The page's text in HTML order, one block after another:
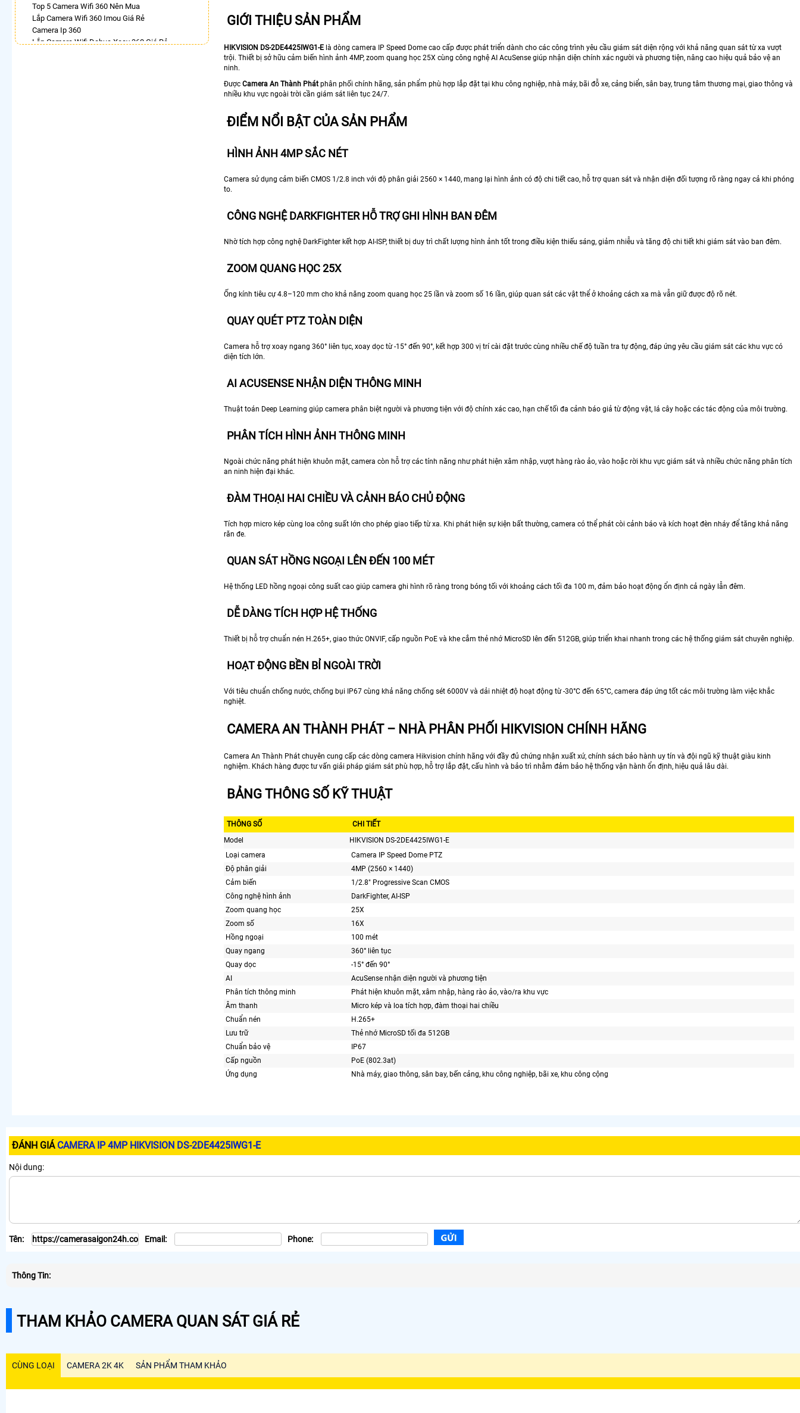
Top 5 Camera Wifi 360 Nên Mua
Lắp Camera Wifi 360 Imou Giá Rẻ
Camera Ip 360
Lắp Camera Wifi Dahua Xoay 360 Giá Rẻ
GIỚI THIỆU SẢN PHẨM
HIKVISION DS-2DE4425IWG1-E là dòng camera IP Speed Dome cao cấp được phát triển dành cho các công trình yêu cầu giám sát diện rộng với khả năng quan sát từ xa vượt
trội. Thiết bị sở hữu cảm biến hình ảnh 4MP, zoom quang học 25X cùng công nghệ AI AcuSense giúp nhận diện chính xác người và phương tiện, nâng cao hiệu quả bảo vệ an
ninh.
Được Camera An Thành Phát phân phối chính hãng, sản phẩm phù hợp lắp đặt tại khu công nghiệp, nhà máy, bãi đỗ xe, cảng biển, sân bay, trung tâm thương mại, giao thông và
nhiều khu vực ngoài trời cần giám sát liên tục 24/7.
ĐIỂM NỔI BẬT CỦA SẢN PHẨM
HÌNH ẢNH 4MP SẮC NÉT
Camera sử dụng cảm biến CMOS 1/2.8 inch với độ phân giải 2560 × 1440, mang lại hình ảnh có độ chi tiết cao, hỗ trợ quan sát và nhận diện đối tượng rõ ràng ngay cả khi phóng
to.
CÔNG NGHỆ DARKFIGHTER HỖ TRỢ GHI HÌNH BAN ĐÊM
Nhờ tích hợp công nghệ DarkFighter kết hợp AI-ISP, thiết bị duy trì chất lượng hình ảnh tốt trong điều kiện thiếu sáng, giảm nhiễu và tăng độ chi tiết khi giám sát vào ban đêm.
ZOOM QUANG HỌC 25X
Ống kính tiêu cự 4.8–120 mm cho khả năng zoom quang học 25 lần và zoom số 16 lần, giúp quan sát các vật thể ở khoảng cách xa mà vẫn giữ được độ rõ nét.
QUAY QUÉT PTZ TOÀN DIỆN
Camera hỗ trợ xoay ngang 360° liên tục, xoay dọc từ -15° đến 90°, kết hợp 300 vị trí cài đặt trước cùng nhiều chế độ tuần tra tự động, đáp ứng yêu cầu giám sát các khu vực có
diện tích lớn.
AI ACUSENSE NHẬN DIỆN THÔNG MINH
Thuật toán Deep Learning giúp camera phân biệt người và phương tiện với độ chính xác cao, hạn chế tối đa cảnh báo giả từ động vật, lá cây hoặc các tác động của môi trường.
PHÂN TÍCH HÌNH ẢNH THÔNG MINH
Ngoài chức năng phát hiện khuôn mặt, camera còn hỗ trợ các tính năng như phát hiện xâm nhập, vượt hàng rào ảo, vào hoặc rời khu vực giám sát và nhiều chức năng phân tích
an ninh hiện đại khác.
ĐÀM THOẠI HAI CHIỀU VÀ CẢNH BÁO CHỦ ĐỘNG
Tích hợp micro kép cùng loa công suất lớn cho phép giao tiếp từ xa. Khi phát hiện sự kiện bất thường, camera có thể phát còi cảnh báo và kích hoạt đèn nháy để tăng khả năng
răn đe.
QUAN SÁT HỒNG NGOẠI LÊN ĐẾN 100 MÉT
Hệ thống LED hồng ngoại công suất cao giúp camera ghi hình rõ ràng trong bóng tối với khoảng cách tối đa 100 m, đảm bảo hoạt động ổn định cả ngày lẫn đêm.
DỄ DÀNG TÍCH HỢP HỆ THỐNG
Thiết bị hỗ trợ chuẩn nén H.265+, giao thức ONVIF, cấp nguồn PoE và khe cắm thẻ nhớ MicroSD lên đến 512GB, giúp triển khai nhanh trong các hệ thống giám sát chuyên nghiệp.
HOẠT ĐỘNG BỀN BỈ NGOÀI TRỜI
Với tiêu chuẩn chống nước, chống bụi IP67 cùng khả năng chống sét 6000V và dải nhiệt độ hoạt động từ -30°C đến 65°C, camera đáp ứng tốt các môi trường làm việc khắc
nghiệt.
CAMERA AN THÀNH PHÁT – NHÀ PHÂN PHỐI HIKVISION CHÍNH HÃNG
Camera An Thành Phát chuyên cung cấp các dòng camera Hikvision chính hãng với đầy đủ chứng nhận xuất xứ, chính sách bảo hành uy tín và đội ngũ kỹ thuật giàu kinh
nghiệm. Khách hàng được tư vấn giải pháp giám sát phù hợp, hỗ trợ lắp đặt, cấu hình và bảo trì nhằm đảm bảo hệ thống vận hành ổn định, hiệu quả lâu dài.
BẢNG THÔNG SỐ KỸ THUẬT
THÔNG SỐ
CHI TIẾT
Model
HIKVISION DS-2DE4425IWG1-E
Loại camera
Camera IP Speed Dome PTZ
Độ phân giải
4MP (2560 × 1440)
Cảm biến
1/2.8" Progressive Scan CMOS
Công nghệ hình ảnh
DarkFighter, AI-ISP
Zoom quang học
25X
Zoom số
16X
Hồng ngoại
100 mét
Quay ngang
360° liên tục
Quay dọc
-15° đến 90°
AI
AcuSense nhận diện người và phương tiện
Phân tích thông minh
Phát hiện khuôn mặt, xâm nhập, hàng rào ảo, vào/ra khu vực
Âm thanh
Micro kép và loa tích hợp, đàm thoại hai chiều
Chuẩn nén
H.265+
Lưu trữ
Thẻ nhớ MicroSD tối đa 512GB
Chuẩn bảo vệ
IP67
Cấp nguồn
PoE (802.3at)
Ứng dụng
Nhà máy, giao thông, sân bay, bến cảng, khu công nghiệp, bãi xe, khu công cộng
ĐÁNH GIÁ CAMERA IP 4MP HIKVISION DS-2DE4425IWG1-E
Nội dung:
Tên: Email: Phone:
Thông Tin:
THAM KHẢO CAMERA QUAN SÁT GIÁ RẺ
CÙNG LOẠI CAMERA 2K 4K SẢN PHẨM THAM KHẢO